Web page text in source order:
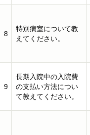
8
特別病室について教
えてください。
9
長期入院中の入院費
の支払い方法につい
て教えてください。